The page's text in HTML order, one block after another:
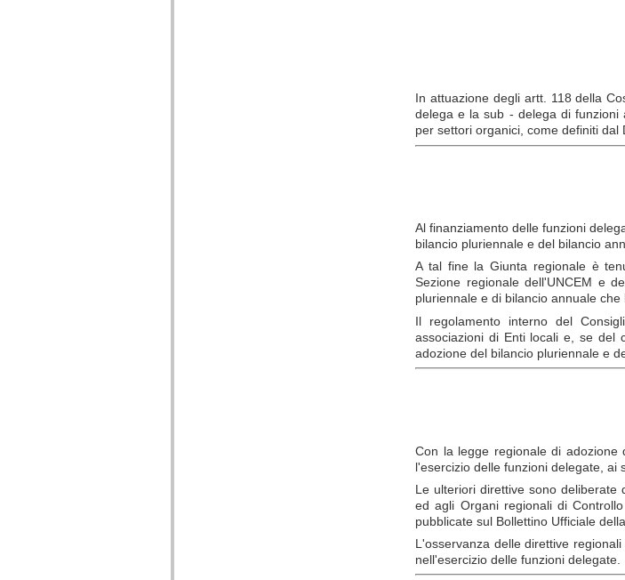
In attuazione degli artt. 118 della
delega e la sub - delega di funzioni
per settori organici, come definiti dal
Al finanziamento delle funzioni
bilancio pluriennale e del bilancio
A tal fine la Giunta regionale è
Sezione regionale dell'UNCEM e
pluriennale e di bilancio annuale
Il regolamento interno del
associazioni di Enti locali e, se del
adozione del bilancio pluriennale e
Con la legge regionale di adozione
l'esercizio delle funzioni delegate, ai
Le ulteriori direttive sono deliberate
ed agli Organi regionali di
pubblicate sul Bollettino Ufficiale
L'osservanza delle direttive
nell'esercizio delle funzioni delegate.